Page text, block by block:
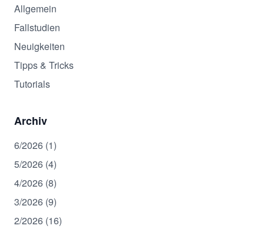
Allgemein
Fallstudien
Neuigkeiten
Tipps & Tricks
Tutorials
Archiv
6/2026 (1)
5/2026 (4)
4/2026 (8)
3/2026 (9)
2/2026 (16)